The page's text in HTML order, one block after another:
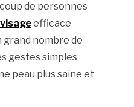
de personnes
efficace
grand nombre de
gestes simples
peau plus saine et